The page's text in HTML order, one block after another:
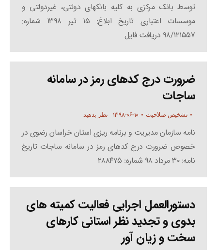
توسط بانک مرکزی به کلیه بانکهای دولتی، غیردولتی و
موسسات اعتباری تاریخ ابلاغ: ۱۵ تیر ۱۳۹۸ شماره:
۹۸/۱۲۱۵۵۷ دریافت فایل
ضرورت درج کدهای رمز در سامانه
ساجات
تشخیص صلاحیت ۱۳۹۸-۰۶-۱۰ نظر بدهید
نامه سازمان مدیریت و برنامه ریزی استان خراسان رضوی در
خصوص ضرورت درج کدهای رمز در سامانه ساجات تاریخ
نامه: ۳۰ مرداد ۹۸ شماره: ۲۸۸۴۷۵
دستورالعمل اجرایی فعالیت کمیته های
بدوی و تجدید نظر استانی کارهای
سخت و زیان آور